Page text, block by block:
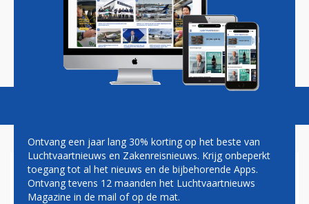
Magazine Podcasts Vacatures
TICKETPRIJZEN
Ontvang een jaar lang 30% korting op het beste van
Luchtvaartnieuws en Zakenreisnieuws. Krijg onbeperkt
toegang tot al het nieuws en de bijbehorende Apps.
Ontvang tevens 12 maanden het Luchtvaartnieuws
Magazine in de mail of op de mat.